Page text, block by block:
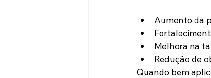
Aumento da
Melhora na
Redução de
Quando bem